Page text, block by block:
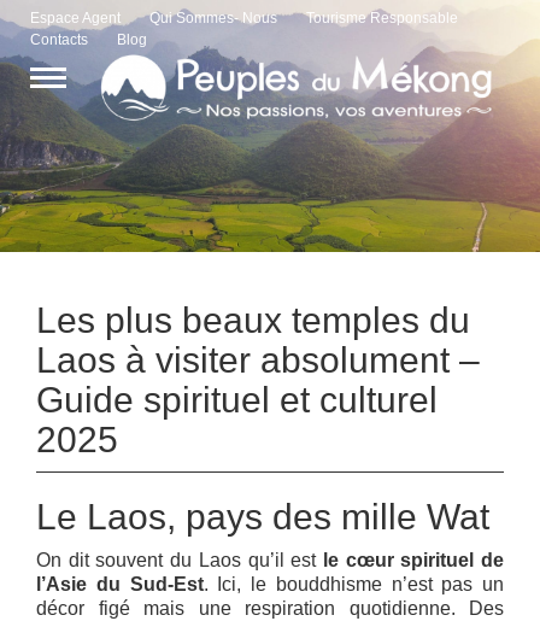
Espace Agent Qui Sommes- Nous
Tourisme Responsable
Contacts
Blog
Les plus beaux temples du
Laos à visiter absolument –
Guide spirituel et culturel
2025
Le Laos, pays des mille Wat
On dit souvent du Laos qu’il est le cœur spirituel de
l’Asie du Sud-Est. Ici, le bouddhisme n’est pas un
décor figé mais une respiration quotidienne. Des